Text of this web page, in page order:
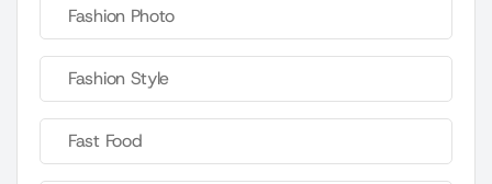
Fashion Photo
Fashion Style
Fast Food